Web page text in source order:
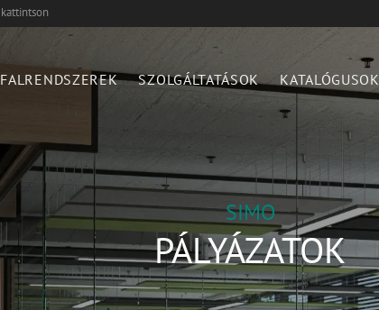
kattintson
FALRENDSZEREK SZOLGÁLTATÁSOK KATALÓGUSOK
SIMO
PÁLYÁZATOK